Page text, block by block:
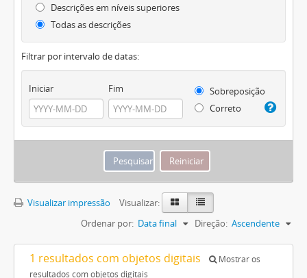
Descrições em níveis superiores
Todas as descrições
Filtrar por intervalo de datas:
Iniciar Fim
Sobreposição
Correto
Visualizar impressão
Visualizar:
Ordenar por: Data final Direção: Ascendente
1 resultados com objetos digitais
Mostrar os
resultados com objetos digitais